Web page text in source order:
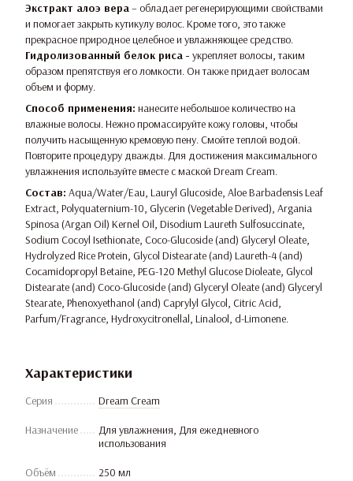
Экстракт алоэ вера– обладает регенерирующими свойствами
и помогает закрыть кутикулу волос. Кроме того, это также
прекрасное природное целебное и увлажняющее средство.
Гидролизованный белок риса - укрепляет волосы, таким
образом препятствуя его ломкости. Он также придает волосам
объем и форму.
Способ применения: нанесите небольшое количество на
влажные волосы. Нежно промассируйте кожу головы, чтобы
получить насыщенную кремовую пену. Смойте теплой водой.
Повторите процедуру дважды. Для достижения максимального
увлажнения используйте вместе с маской Dream Cream.
Состав: Aqua/Water/Eau, Lauryl Glucoside, Aloe Barbadensis Leaf
Extract, Polyquaternium-10, Glycerin (Vegetable Derived), Argania
Spinosa (Argan Oil) Kernel Oil, Disodium Laureth Sulfosuccinate,
Sodium Cocoyl Isethionate, Coco-Glucoside (and) Glyceryl Oleate,
Hydrolyzed Rice Protein, Glycol Distearate (and) Laureth-4 (and)
Cocamidopropyl Betaine, PEG-120 Methyl Glucose Dioleate, Glycol
Distearate (and) Coco-Glucoside (and) Glyceryl Oleate (and) Glyceryl
Stearate, Phenoxyethanol (and) Caprylyl Glycol, Citric Acid,
Parfum/Fragrance, Hydroxycitronellal, Linalool, d-Limonene.
Характеристики
Серия Dream Cream
Назначение
Для увлажнения, Для ежедневного
использования
Объём 250 мл